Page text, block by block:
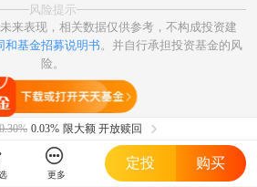
风险提示
来表现，相关数据仅供参考，不构成投资建
和基金招募说明书 。并自行承担投资基金的风
险。
0.30% 0.03% 限大额 开放赎回
更多
定投 购买
打开天天基金